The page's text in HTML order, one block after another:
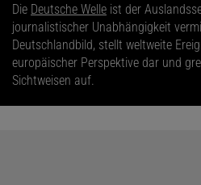
Die Deutsche Welle ist der
journalistischer Unabhängigkeit
Deutschlandbild, stellt weltweite
europäischer Perspektive dar und
Sichtweisen auf.